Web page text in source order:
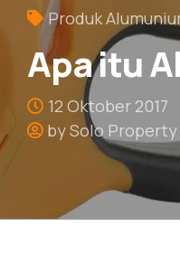
Produk
Apa itu
12 Oktober 2017
by Solo